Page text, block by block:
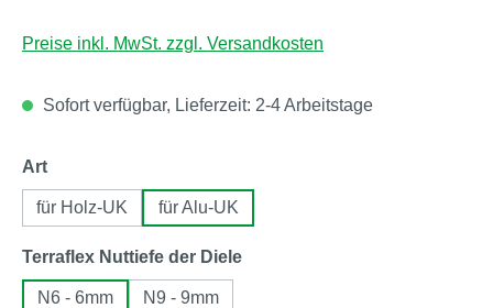
Preise inkl. MwSt. zzgl. Versandkosten
Sofort verfügbar, Lieferzeit: 2-4 Arbeitstage
Artauswählen
für Holz-UK für Alu-UK
Terraflex Nuttiefe der Dieleauswählen
N6 - 6mm N9 - 9mm